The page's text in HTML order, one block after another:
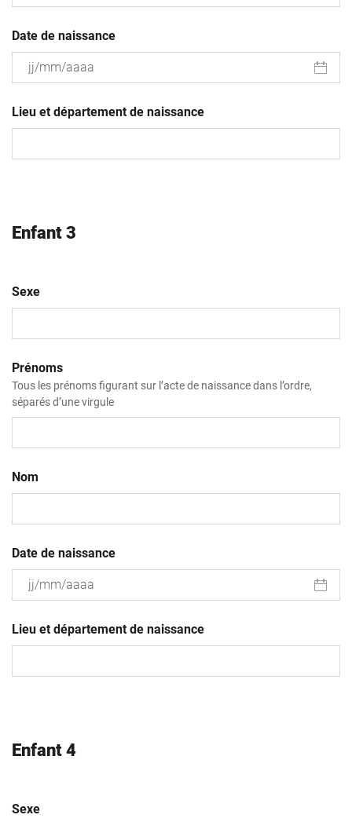
Date de naissance
slash
MM
Lieu et département de naissance
Enfant 3
Sexe
Prénoms
Tous les prénoms figurant sur l’acte de naissance dans l’ordre,
séparés d’une virgule
Nom
Date de naissance
slash
MM
Lieu et département de naissance
Enfant 4
Sexe